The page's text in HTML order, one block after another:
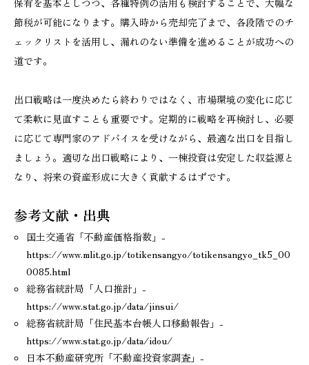
節税が可能になります。購入時から売却完了まで、各段階でのチ
ェックリストを活用し、漏れのない準備を進めることが成功への
道です。
出口戦略は一度決めたら終わりではなく、市場環境の変化に応じ
て柔軟に見直すことも重要です。定期的に戦略を再検討し、必要
に応じて専門家のアドバイスを受けながら、最適な出口を目指し
ましょう。適切な出口戦略により、一棟投資は安定した収益源と
なり、将来の資産形成に大きく貢献するはずです。
参考文献・出典
国土交通省「不動産価格指数」-
https://www.mlit.go.jp/totikensangyo/totikensangyo_tk5_00
0085.html
総務省統計局「人口推計」-
https://www.stat.go.jp/data/jinsui/
総務省統計局「住民基本台帳人口移動報告」-
https://www.stat.go.jp/data/idou/
日本不動産研究所「不動産投資家調査」-